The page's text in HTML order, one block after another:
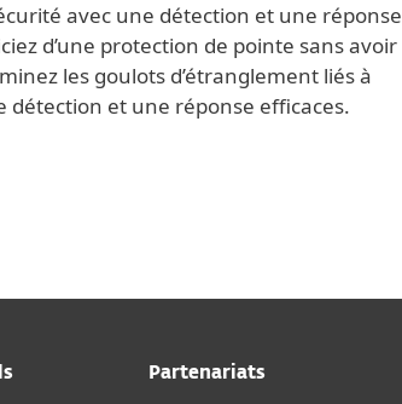
avec une détection et une réponse
d’une protection de pointe sans avoir
les goulots d’étranglement liés à
détection et une réponse efficaces.
Partenariats